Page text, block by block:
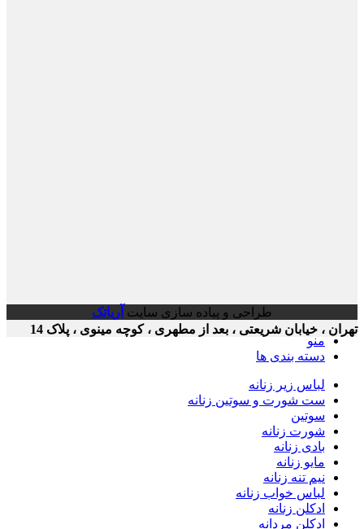
، خیابان شریعتی ، بعد از مطهری ، کوچه مینوی ، پلاک 14
طراحی و پیاده سازی سایتآریاتک
منو
دسته بندی ها
لباس زیر زنانه
ست شورت و سوتین زنانه
سوتین
شورت زنانه
بادی زنانه
مایو زنانه
نیم تنه زنانه
لباس خواب زنانه
ادکلن زنانه
ادکلن مردانه